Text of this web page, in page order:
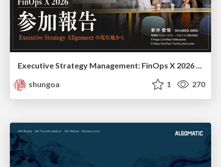
Executive Strategy Management: FinOps X 2026 recap at Japan FinOps Meetup #6
shungoa
1 270